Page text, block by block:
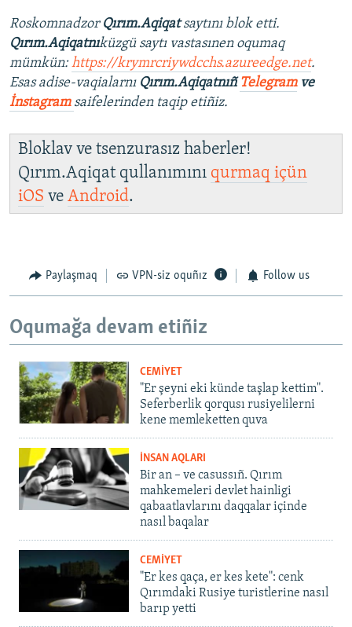
Roskomnadzor Qırım.Aqiqatsaytını blok etti.
Qırım.Aqiqatnıküzgü saytı vastasınen oqumaq
mümkün:https://krymrcriywdcchs.azureedge.net.
Esas adise-vaqialarnı Qırım.Aqiqatnıñ Telegramve
İnstagram saifelerinden taqip etiñiz.
Bloklav ve tsenzurasız haberler!
Qırım.Aqiqat qullanımını qurmaq içün
iOS ve Android.
Paylaşmaq VPN-siz oquñız Follow us
Oqumağa devam etiñiz
CEMİYET
"Er şeyni eki künde taşlap kettim".
Seferberlik qorqusı rusiyelilerni
kene memleketten quva
İNSAN AQLARI
Bir an – ve casussıñ. Qırım
mahkemeleri devlet hainligi
qabaatlavlarını daqqalar içinde
nasıl baqalar
CEMİYET
"Er kes qaça, er kes kete": cenk
Qırımdaki Rusiye turistlerine nasıl
barıp yetti